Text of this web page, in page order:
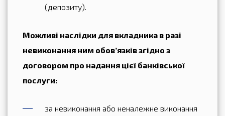
(депозиту).
Можливі наслідки для вкладника в разі
невиконання ним обов’язків згідно з
договором про надання цієї банківської
послуги:
за невиконання або неналежне виконання